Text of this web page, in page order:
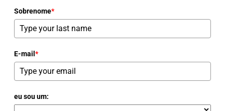
Sobrenome*
E-mail *
eu sou um: